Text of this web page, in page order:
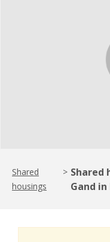
Shared
housings
> Shared
Gand in